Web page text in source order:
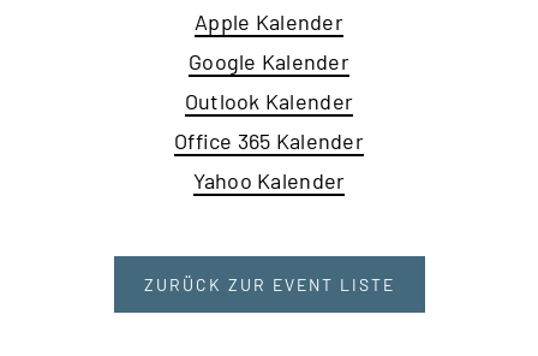
Apple Kalender
Google Kalender
Outlook Kalender
Office 365 Kalender
Yahoo Kalender
ZURÜCK ZUR EVENT LISTE